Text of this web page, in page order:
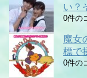
い？
0件の
魔女
標で
0件の